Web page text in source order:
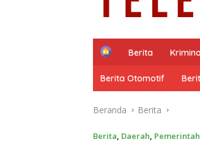
H
m
e
Berita
Berita Otomotif
Beranda Berita
Berita, Daerah,